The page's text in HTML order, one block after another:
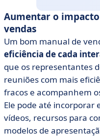
Aumentar o
vendas
Um bom manual de
eficiência de cada
que os representantes
reuniões com mais
fracos e acompanhem
Ele pode até incorporar
vídeos, recursos para
modelos de